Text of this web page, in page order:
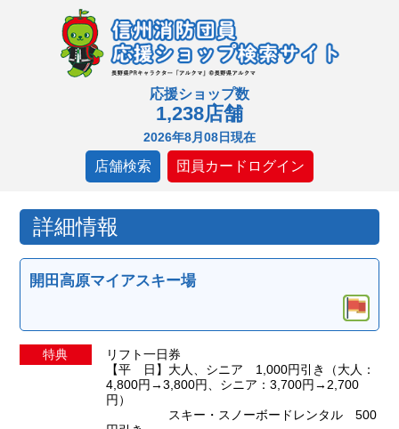
応援ショップ数
1,238店舗
2026年8月08日現在
店舗検索 団員カードログイン
詳細情報
開田高原マイアスキー場
特典
リフト一日券
【平 日】大人、シニア 1,000円引き（大人：
4,800円→3,800円、シニア：3,700円→2,700
円）
スキー・スノーボードレンタル 500